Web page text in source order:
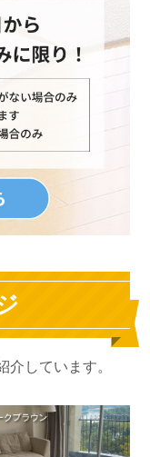
介しています。